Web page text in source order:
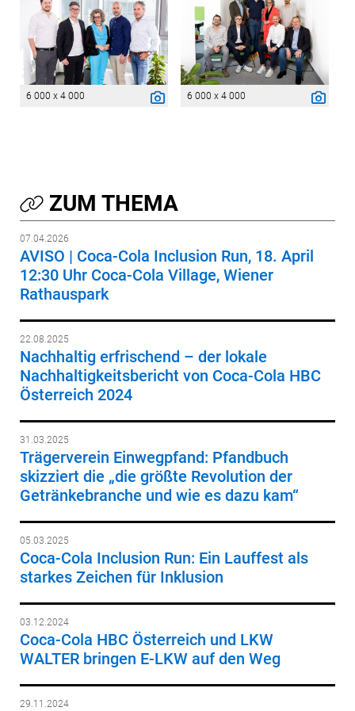
6 000 x 4 000 6 000 x 4 000
ZUM THEMA
07.04.2026
AVISO | Coca-Cola Inclusion Run, 18. April
12:30 Uhr Coca-Cola Village, Wiener
Rathauspark
22.08.2025
Nachhaltig erfrischend – der lokale
Nachhaltigkeitsbericht von Coca-Cola HBC
Österreich 2024
31.03.2025
Trägerverein Einwegpfand: Pfandbuch
skizziert die „die größte Revolution der
Getränkebranche und wie es dazu kam“
05.03.2025
Coca-Cola Inclusion Run: Ein Lauffest als
starkes Zeichen für Inklusion
03.12.2024
Coca-Cola HBC Österreich und LKW
WALTER bringen E-LKW auf den Weg
29.11.2024